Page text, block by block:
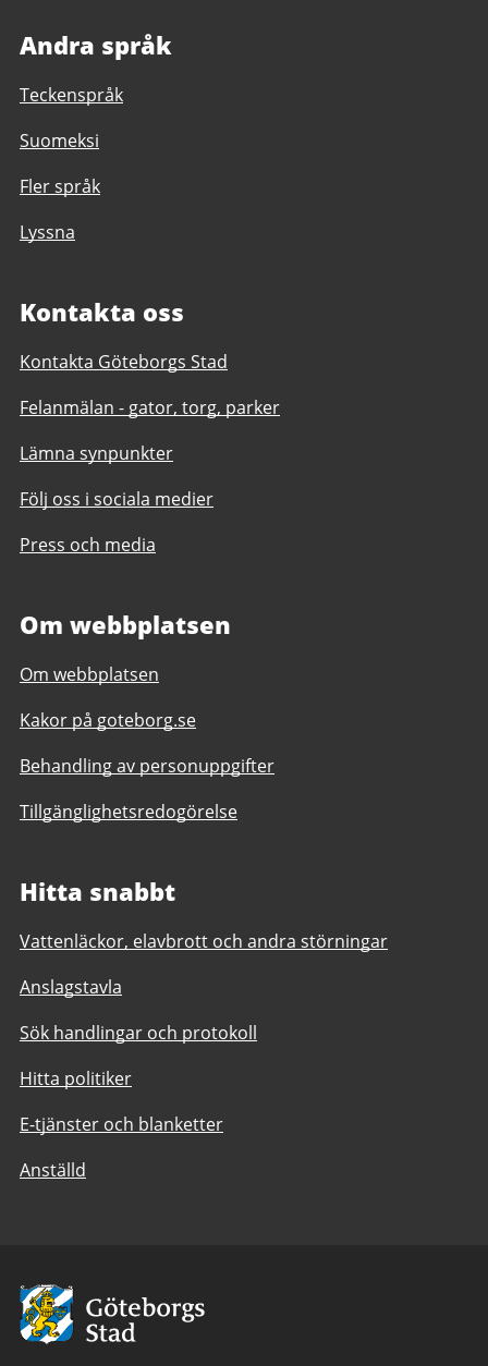
Andra språk
Teckenspråk
Suomeksi
Fler språk
Lyssna
Kontakta oss
Kontakta Göteborgs Stad
Felanmälan - gator, torg, parker
Lämna synpunkter
Följ oss i sociala medier
Press och media
Om webbplatsen
Om webbplatsen
Kakor på goteborg.se
Behandling av personuppgifter
Tillgänglighetsredogörelse
Hitta snabbt
Vattenläckor, elavbrott och andra störningar
Anslagstavla
Sök handlingar och protokoll
Hitta politiker
E-tjänster och blanketter
Anställd
Avsändare:
Göteborgs
Stad